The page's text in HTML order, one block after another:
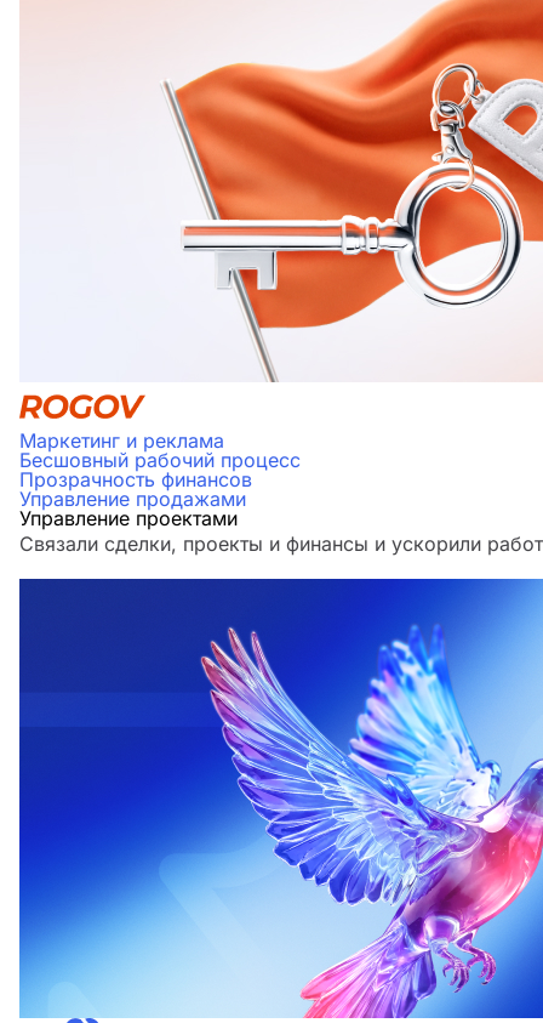
Маркетинг и реклама
Бесшовный рабочий процесс
Прозрачность финансов
Управление продажами
Управление проектами
Связали сделки, проекты и финансы и ускорили